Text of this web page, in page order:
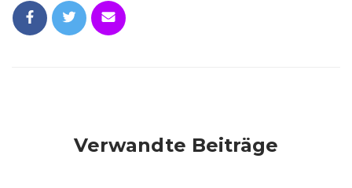
Verwandte Beiträge